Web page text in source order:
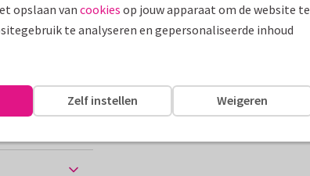
uit...
10 x 15 cm
opslaan van cookies op jouw apparaat om de website te
te analyseren en gepersonaliseerde inhoud
Weigeren
Zelf instellen